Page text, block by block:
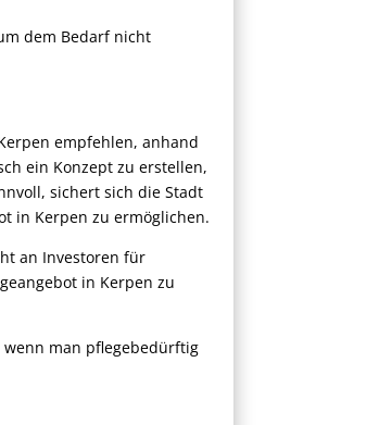
dem Bedarf nicht
empfehlen, anhand
ein Konzept zu erstellen,
sichert sich die Stadt
in Kerpen zu ermöglichen.
an Investoren für
in Kerpen zu
wenn man pflegebedürftig